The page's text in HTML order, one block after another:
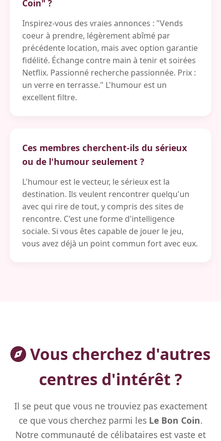
Coin" ?
Inspirez-vous des vraies annonces : "Vends
coeur à prendre, légèrement abîmé par
précédente location, mais avec option garantie
fidélité. Échange contre main à tenir et soirées
Netflix. Passionné recherche passionnée. Prix :
un verre en terrasse." L'humour est un
excellent filtre.
Ces membres cherchent-ils du sérieux
ou de l'humour seulement ?
L'humour est le vecteur, le sérieux est la
destination. Ils veulent rencontrer quelqu'un
avec qui rire de tout, y compris des sites de
rencontre. C'est une forme d'intelligence
sociale. Si vous êtes capable de jouer le jeu,
vous avez déjà un point commun fort avec eux.
Vous cherchez d'autres
centres d'intérêt ?
Il se peut que vous ne trouviez pas exactement
ce que vous cherchez parmi les Le Bon Coin.
Notre communauté de célibataires est vaste et